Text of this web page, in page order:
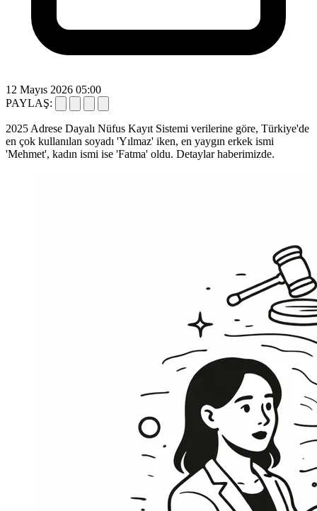
12 Mayıs 2026 05:00
PAYLAŞ:
2025 Adrese Dayalı Nüfus Kayıt Sistemi verilerine göre, Türkiye'de
en çok kullanılan soyadı 'Yılmaz' iken, en yaygın erkek ismi
'Mehmet', kadın ismi ise 'Fatma' oldu. Detaylar haberimizde.